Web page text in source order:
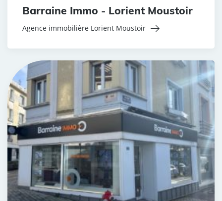
Barraine Immo - Lorient Moustoir
Agence immobilière Lorient Moustoir